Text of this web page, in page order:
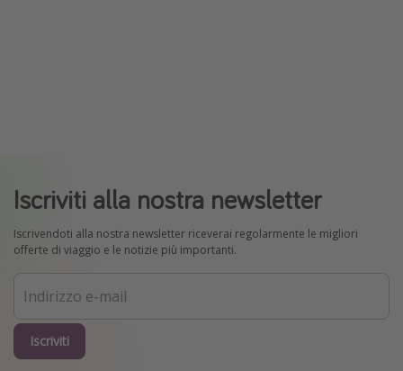
Iscriviti alla nostra newsletter
Iscrivendoti alla nostra newsletter riceverai regolarmente le migliori
offerte di viaggio e le notizie più importanti.
Iscriviti